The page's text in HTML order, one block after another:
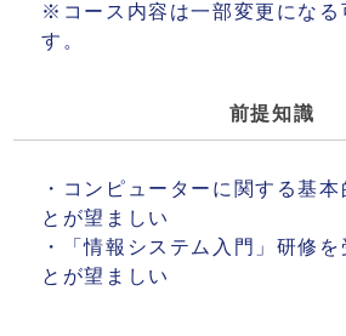
※コース内容は一部変更になる
す。
前提知識
・コンピューターに関する基
とが望ましい
・「情報システム入門」研修
とが望ましい